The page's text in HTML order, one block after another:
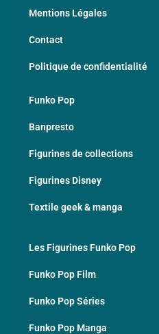
Mentions Légales
Contact
Politique de confidentialité
Funko Pop
Banpresto
Figurines de collections
Figurines Disney
Textile geek & manga
Les Figurines Funko Pop
Funko Pop Film
Funko Pop Séries
Funko Pop Manga